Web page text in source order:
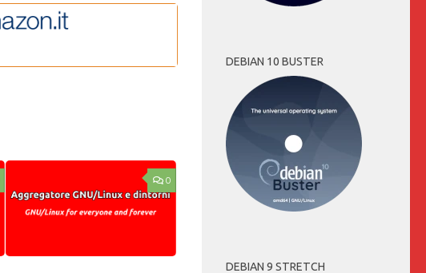
0
DEBIAN 10 BUSTER
DEBIAN 9 STRETCH